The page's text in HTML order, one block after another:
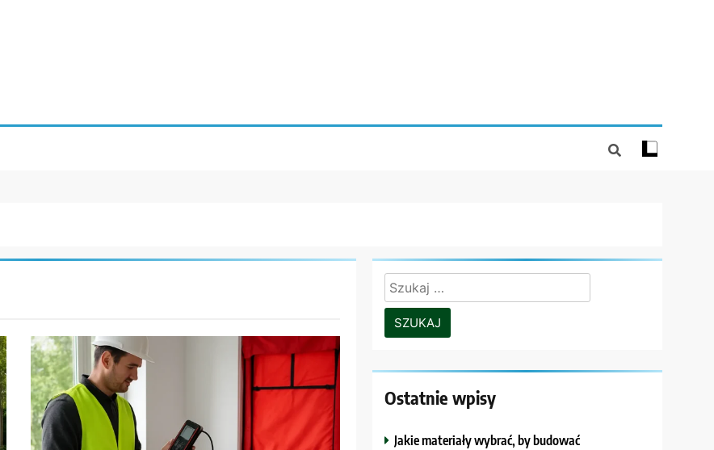
Szukaj:
Ostatnie wpisy
Jakie materiały wybrać, by budować